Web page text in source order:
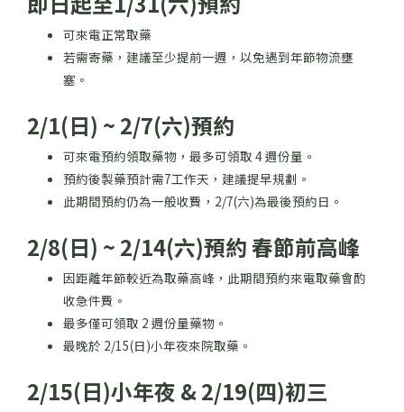
可來電正常取藥
若需寄藥，建議至少提前一週，以免遇到年節物流壅
塞。
2/1(日) ~ 2/7(六)預約
可來電預約領取藥物，最多可領取 4 週份量。
預約後製藥預計需7工作天，建議提早規劃。
此期間預約仍為一般收費，2/7(六)為最後預約日。
2/8(日) ~ 2/14(六)預約 春節前高峰
因距離年節較近為取藥高峰，此期間預約來電取藥會酌
收急件費。
最多僅可領取 2 週份量藥物。
最晚於 2/15(日)小年夜來院取藥。
2/15(日)小年夜 & 2/19(四)初三